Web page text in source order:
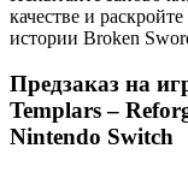
качестве и
истории Broken
Предзаказ на
Templars –
Nintendo Switch